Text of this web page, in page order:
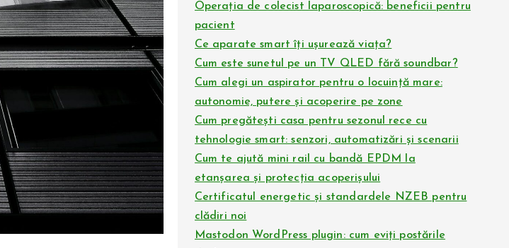
Operația de colecist laparoscopică: beneficii pentru
pacient
Ce aparate smart îți ușurează viața?
Cum este sunetul pe un TV QLED fără soundbar?
Cum alegi un aspirator pentru o locuință mare:
autonomie, putere și acoperire pe zone
Cum pregătești casa pentru sezonul rece cu
tehnologie smart: senzori, automatizări și scenarii
Cum te ajută mini rail cu bandă EPDM la
etanșarea și protecția acoperișului
Certificatul energetic și standardele NZEB pentru
clădiri noi
Mastodon WordPress plugin: cum eviți postările